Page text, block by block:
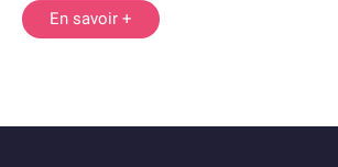
En savoir +